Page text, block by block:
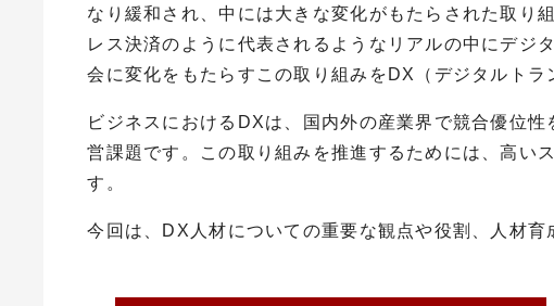
なり緩和され、中には大きな変化がもたらされた取り
レス決済のように代表されるようなリアルの中にデジ
会に変化をもたらすこの取り組みを DX （デジタルト
ビジネスにおける DXは、国内外の産業界で競合優位
営課題です。この取り組みを推進するためには、高い
す。
今回は、 DX 人材についての重要な観点や役割、人材